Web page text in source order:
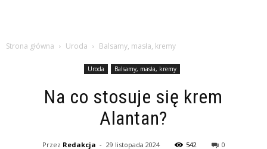
Strona główna Uroda Balsamy, masła, kremy
Uroda Balsamy, masła, kremy
Na co stosuje się krem
Alantan?
Przez Redakcja - 29 listopada 2024 542 0